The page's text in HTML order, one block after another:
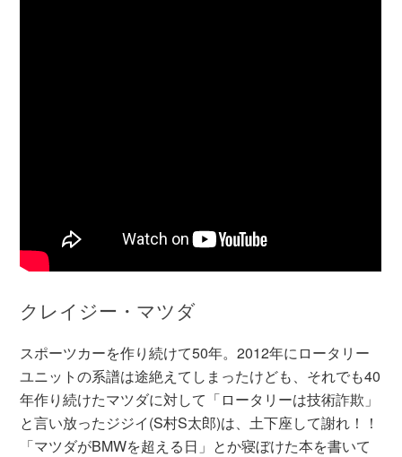
クレイジー・マツダ
スポーツカーを作り続けて50年。2012年にロータリー
ユニットの系譜は途絶えてしまったけども、それでも40
年作り続けたマツダに対して「ロータリーは技術詐欺」
と言い放ったジジイ(S村S太郎)は、土下座して謝れ！！
「マツダがBMWを超える日」とか寝ぼけた本を書いて